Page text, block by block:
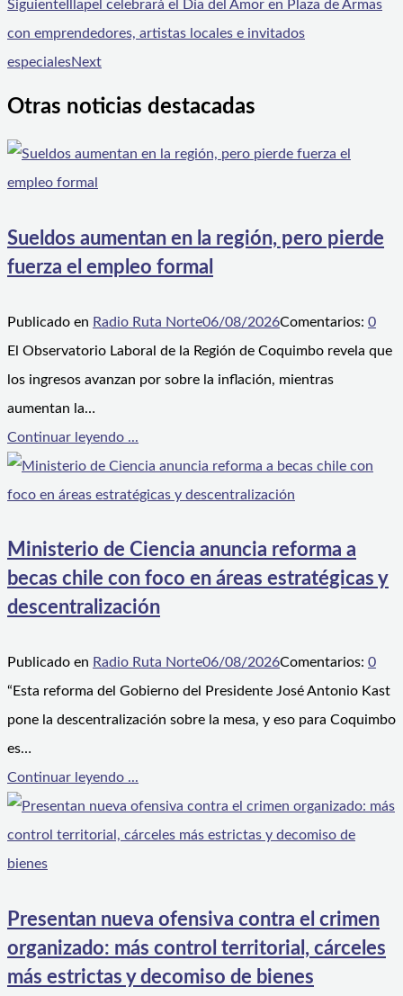
Siguiente Illapel celebrará el Día del Amor en Plaza de Armas
con emprendedores, artistas locales e invitados
especialesNext
Otras noticias destacadas
Sueldos aumentan en la región, pero pierde
fuerza el empleo formal
Publicado en Radio Ruta Norte06/08/2026Comentarios: 0
El Observatorio Laboral de la Región de Coquimbo revela que
los ingresos avanzan por sobre la inflación, mientras
aumentan la…
Continuar leyendo ...
Ministerio de Ciencia anuncia reforma a
becas chile con foco en áreas estratégicas y
descentralización
Publicado en Radio Ruta Norte06/08/2026Comentarios: 0
“Esta reforma del Gobierno del Presidente José Antonio Kast
pone la descentralización sobre la mesa, y eso para Coquimbo
es…
Continuar leyendo ...
Presentan nueva ofensiva contra el crimen
organizado: más control territorial, cárceles
más estrictas y decomiso de bienes